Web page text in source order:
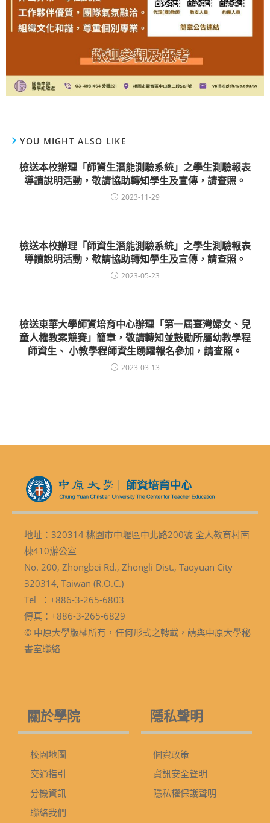
YOU MIGHT ALSO LIKE
檢送本校辦理「師資生潛能測驗系統」之學生測驗報表
導讀說明活動，敬請協助轉知學生及宣傳，請查照。
2023-11-29
檢送本校辦理「師資生潛能測驗系統」之學生測驗報表
導讀說明活動，敬請協助轉知學生及宣傳，請查照。
2023-05-23
檢送東華大學師資培育中心辦理「第一屆臺灣婦女、兒
童人權教案競賽」簡章，敬請轉知並鼓勵所屬幼教學程
師資生、 小教學程師資生踴躍報名參加，請查照。
2023-03-13
地址：320314 桃園市中壢區中北路200號 全人教育村南
棟410辦公室
No. 200, Zhongbei Rd., Zhongli Dist., Taoyuan City
320314, Taiwan (R.O.C.)
Tel ：+886-3-265-6803
傳真：+886-3-265-6829
© 中原大學版權所有，任何形式之轉載，請與中原大學秘
書室聯絡
關於學院
校園地圖
交通指引
分機資訊
聯絡我們
隱私聲明
個資政策
資訊安全聲明
隱私權保護聲明